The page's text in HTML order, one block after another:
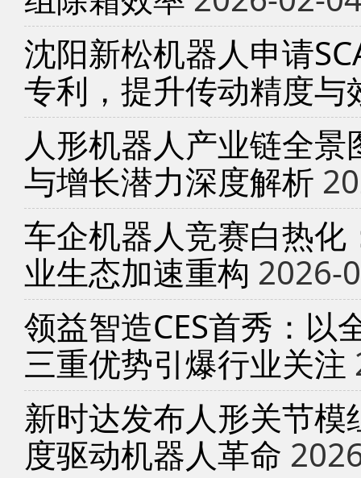
沈阳新松机器人申请
专利，提升传动精度与
人形机器人产业链全
与增长潜力深度解析
车企机器人竞赛白热
业生态加速重构 2026-
领益智造CES首秀：以
三重优势引爆行业关注
新时达发布人形关节
度驱动机器人革命